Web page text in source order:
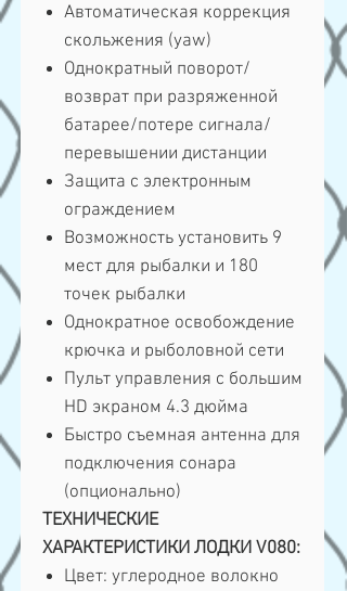
Автоматическая коррекция
скольжения (yaw)
Однократный поворот/
возврат при разряженной
батарее/потере сигнала/
перевышении дистанции
Защита с электронным
ограждением
Возможность установить 9
мест для рыбалки и 180
точек рыбалки
Однократное освобождение
крючка и рыболовной сети
Пульт управления с большим
HD экраном 4.3 дюйма
Быстро съемная антенна для
подключения сонара
(опционально)
ТЕХНИЧЕСКИЕ
ХАРАКТЕРИСТИКИ ЛОДКИ V080:
Цвет: углеродное волокно